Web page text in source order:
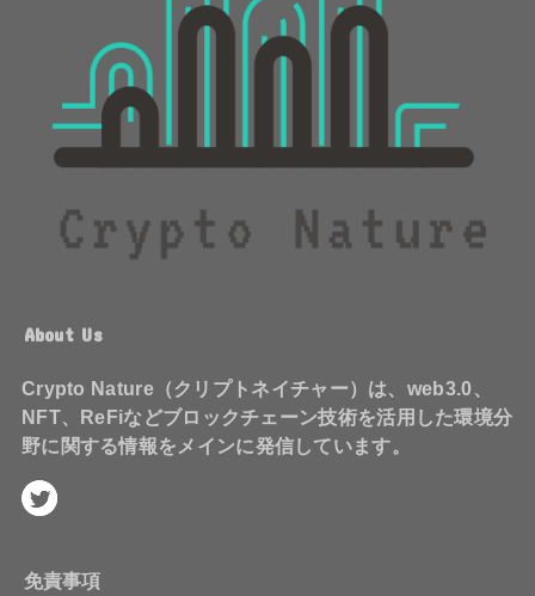
About Us
Crypto Nature（クリプトネイチャー）は、web3.0、
NFT、ReFiなどブロックチェーン技術を活用した環境分
野に関する情報をメインに発信しています。
免責事項